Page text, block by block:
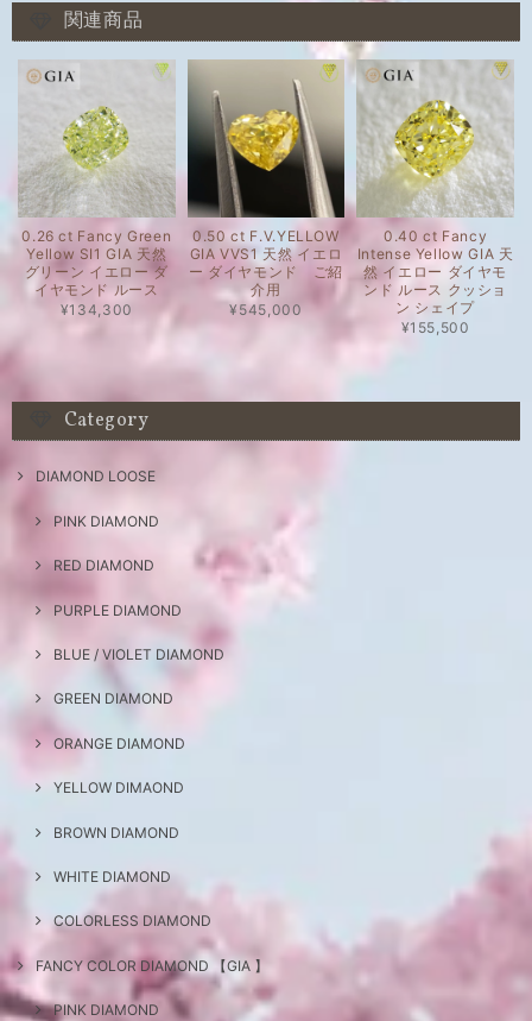
関連商品
0.26 ct Fancy Green
Yellow SI1 GIA 天然
グリーン イエロー ダ
イヤモンド ルース
¥134,300
0.50 ct F.V.YELLOW
GIA VVS1 天然 イエロ
ー ダイヤモンド ご紹
介用
¥545,000
0.40 ct Fancy
Intense Yellow GIA 天
然 イエロー ダイヤモ
ンド ルース クッショ
ン シェイプ
¥155,500
Category
DIAMOND LOOSE
PINK DIAMOND
RED DIAMOND
PURPLE DIAMOND
BLUE / VIOLET DIAMOND
GREEN DIAMOND
ORANGE DIAMOND
YELLOW DIMAOND
BROWN DIAMOND
WHITE DIAMOND
COLORLESS DIAMOND
FANCY COLOR DIAMOND 【GIA 】
PINK DIAMOND